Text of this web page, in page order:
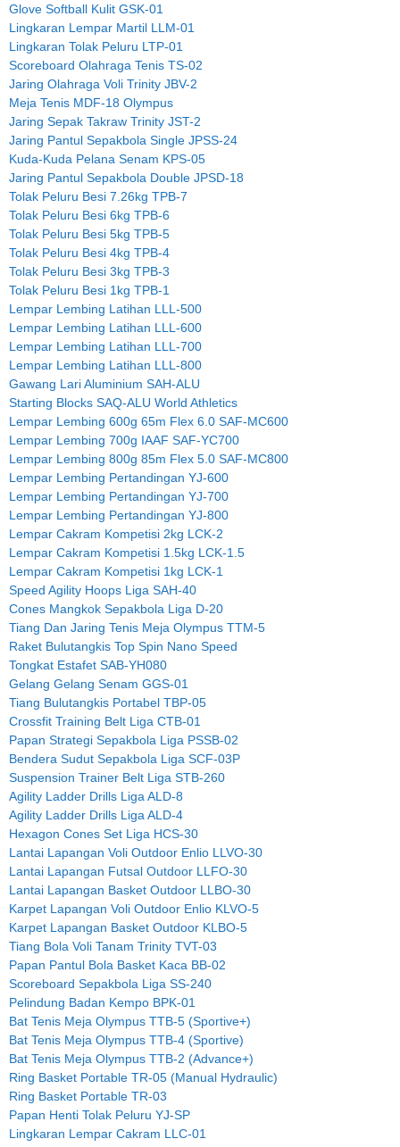
Glove Softball Kulit GSK-01
Lingkaran Lempar Martil LLM-01
Lingkaran Tolak Peluru LTP-01
Scoreboard Olahraga Tenis TS-02
Jaring Olahraga Voli Trinity JBV-2
Meja Tenis MDF-18 Olympus
Jaring Sepak Takraw Trinity JST-2
Jaring Pantul Sepakbola Single JPSS-24
Kuda-Kuda Pelana Senam KPS-05
Jaring Pantul Sepakbola Double JPSD-18
Tolak Peluru Besi 7.26kg TPB-7
Tolak Peluru Besi 6kg TPB-6
Tolak Peluru Besi 5kg TPB-5
Tolak Peluru Besi 4kg TPB-4
Tolak Peluru Besi 3kg TPB-3
Tolak Peluru Besi 1kg TPB-1
Lempar Lembing Latihan LLL-500
Lempar Lembing Latihan LLL-600
Lempar Lembing Latihan LLL-700
Lempar Lembing Latihan LLL-800
Gawang Lari Aluminium SAH-ALU
Starting Blocks SAQ-ALU World Athletics
Lempar Lembing 600g 65m Flex 6.0 SAF-MC600
Lempar Lembing 700g IAAF SAF-YC700
Lempar Lembing 800g 85m Flex 5.0 SAF-MC800
Lempar Lembing Pertandingan YJ-600
Lempar Lembing Pertandingan YJ-700
Lempar Lembing Pertandingan YJ-800
Lempar Cakram Kompetisi 2kg LCK-2
Lempar Cakram Kompetisi 1.5kg LCK-1.5
Lempar Cakram Kompetisi 1kg LCK-1
Speed Agility Hoops Liga SAH-40
Cones Mangkok Sepakbola Liga D-20
Tiang Dan Jaring Tenis Meja Olympus TTM-5
Raket Bulutangkis Top Spin Nano Speed
Tongkat Estafet SAB-YH080
Gelang Gelang Senam GGS-01
Tiang Bulutangkis Portabel TBP-05
Crossfit Training Belt Liga CTB-01
Papan Strategi Sepakbola Liga PSSB-02
Bendera Sudut Sepakbola Liga SCF-03P
Suspension Trainer Belt Liga STB-260
Agility Ladder Drills Liga ALD-8
Agility Ladder Drills Liga ALD-4
Hexagon Cones Set Liga HCS-30
Lantai Lapangan Voli Outdoor Enlio LLVO-30
Lantai Lapangan Futsal Outdoor LLFO-30
Lantai Lapangan Basket Outdoor LLBO-30
Karpet Lapangan Voli Outdoor Enlio KLVO-5
Karpet Lapangan Basket Outdoor KLBO-5
Tiang Bola Voli Tanam Trinity TVT-03
Papan Pantul Bola Basket Kaca BB-02
Scoreboard Sepakbola Liga SS-240
Pelindung Badan Kempo BPK-01
Bat Tenis Meja Olympus TTB-5 (Sportive+)
Bat Tenis Meja Olympus TTB-4 (Sportive)
Bat Tenis Meja Olympus TTB-2 (Advance+)
Ring Basket Portable TR-05 (Manual Hydraulic)
Ring Basket Portable TR-03
Papan Henti Tolak Peluru YJ-SP
Lingkaran Lempar Cakram LLC-01